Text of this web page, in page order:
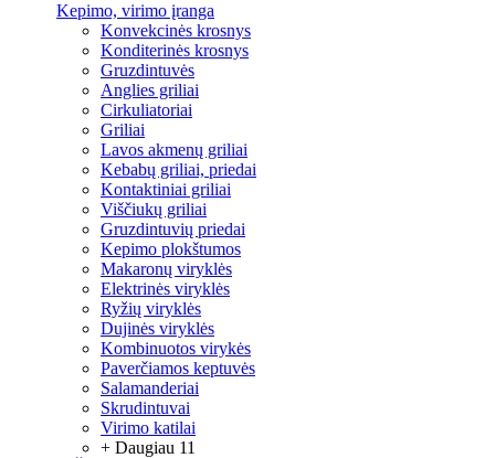
Kepimo, virimo įranga
Konvekcinės krosnys
Konditerinės krosnys
Gruzdintuvės
Anglies griliai
Cirkuliatoriai
Griliai
Lavos akmenų griliai
Kebabų griliai, priedai
Kontaktiniai griliai
Viščiukų griliai
Gruzdintuvių priedai
Kepimo plokštumos
Makaronų viryklės
Elektrinės viryklės
Ryžių viryklės
Dujinės viryklės
Kombinuotos virykės
Paverčiamos keptuvės
Salamanderiai
Skrudintuvai
Virimo katilai
+ Daugiau 11